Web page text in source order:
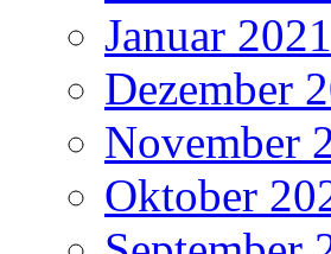
Januar 2021
Dezember
November
Oktober